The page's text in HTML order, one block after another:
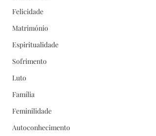
Felicidade
Matrimónio
Espiritualidade
Sofrimento
Luto
Família
Feminilidade
Autoconhecimento